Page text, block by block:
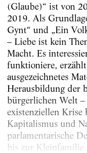
(Glaube)“ ist von
2019. Als
Gynt“ und „Ein
– Liebe ist kein
Macht. Es
funktioniere,
ausgezeichnetes
Heraus­bildung der
bürgerlichen Welt
existenziellen Krise
Kapitalismus und
parlamentarische
bis zur Kleinfamilie.